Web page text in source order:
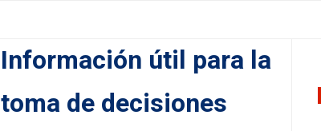
Información útil para la
toma de decisiones